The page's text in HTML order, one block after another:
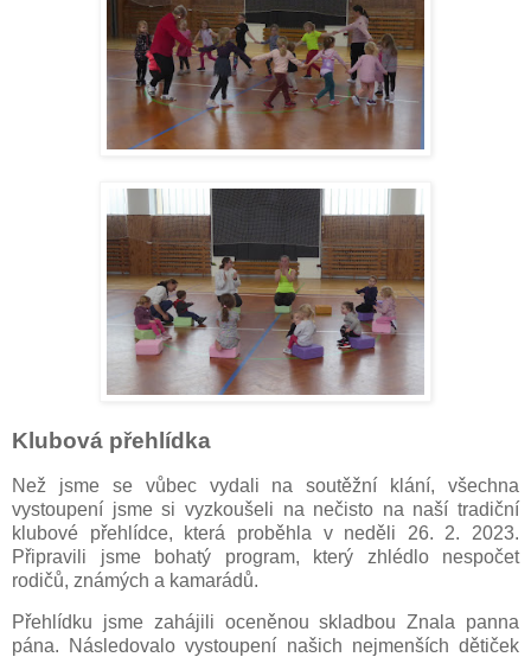
Klubová přehlídka
Než jsme se vůbec vydali na soutěžní klání, všechna
vystoupení jsme si vyzkoušeli na nečisto na naší tradiční
klubové přehlídce, která proběhla v neděli 26. 2. 2023.
Připravili jsme bohatý program, který zhlédlo nespočet
rodičů, známých a kamarádů.
Přehlídku jsme zahájili oceněnou skladbou Znala panna
pána. Následovalo vystoupení našich nejmenších dětiček